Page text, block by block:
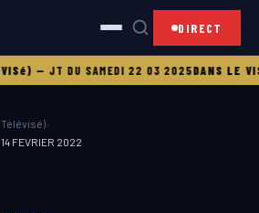
DIRECT
—JT DU SAMEDI 22 03 2025DANS LE
›
FEVRIER 2022